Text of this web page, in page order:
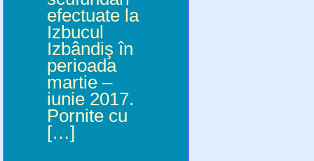
efectuate la
Izbucul
Izbândiş în
perioada
martie –
iunie 2017.
Pornite cu
[…]